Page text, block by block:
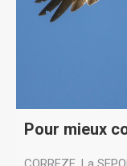
Pour mieux